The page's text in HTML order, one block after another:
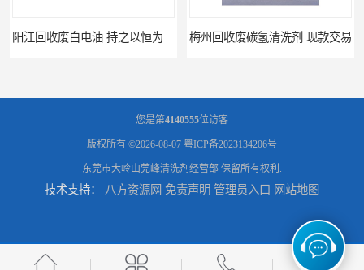
阳江回收废白电油 持之以恒为客户服务 梅州回收废碳氢清洗剂 现款交易
惠州废白电油回收 持之以恒为客户服务 清远废碳氢清洗剂回收 诚信为先
您是第4140555位访客
版权所有 ©2026-08-07 粤ICP备2023134206号
东莞市大岭山莞峰清洗剂经营部 保留所有权利.
技术支持： 八方资源网 免责声明 管理员入口 网站地图